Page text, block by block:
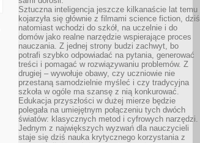
Sztuczna inteligencja jeszcze kilkanaście lat temu
kojarzyła się głównie z filmami science fiction, dziś
natomiast wchodzi do szkół, na uczelnie i do
domów jako realne narzędzie wspierające proces
nauczania. Z jednej strony budzi zachwyt, bo
potrafi szybko odpowiadać na pytania, generować
treści i pomagać w rozwiązywaniu problemów. Z
drugiej – wywołuje obawy, czy uczniowie nie
przestaną samodzielnie myśleć i czy tradycyjna
szkoła w ogóle ma szansę z nią konkurować.
Edukacja przyszłości w dużej mierze będzie
polegała na umiejętnym połączeniu tych dwóch
światów: klasycznych metod i cyfrowych narzędzi.
Jednym z największych wyzwań dla nauczycieli
staje się dziś nauka krytycznego korzystania z